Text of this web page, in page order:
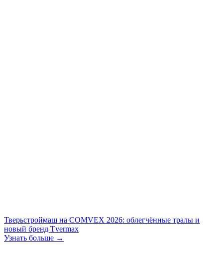
Тверьстроймаш на COMVEX 2026: облегчённые тралы и
новый бренд Tvermax
Узнать больше →